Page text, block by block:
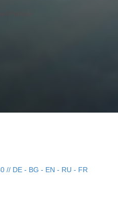
// DE - BG - EN - RU - FR